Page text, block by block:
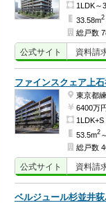
1LDK～
33.58m2
総戸数
公式サイト 資料請
ファインスクェア上
東京都
6400万
53.5m2
総戸数
公式サイト 資料請
ベルジュール杉並井